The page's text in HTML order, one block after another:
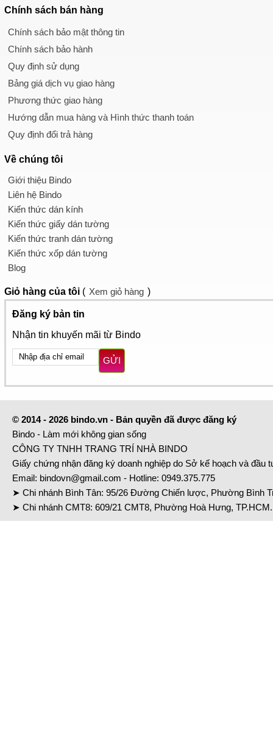
Chính sách bán hàng
Chính sách bảo mật thông tin
Chính sách bảo hành
Quy định sử dụng
Bảng giá dịch vụ giao hàng
Phương thức giao hàng
Hướng dẫn mua hàng và Hình thức thanh toán
Quy định đổi trả hàng
Về chúng tôi
Giới thiệu Bindo
Liên hệ Bindo
Kiến thức dán kính
Kiến thức giấy dán tường
Kiến thức tranh dán tường
Kiến thức xốp dán tường
Blog
Giỏ hàng của tôi ( Xem giỏ hàng )
Đăng ký bản tin
Nhận tin khuyến mãi từ Bindo
GỬI
© 2014 - 2026 bindo.vn - Bản quyền đã được đăng ký
Bindo - Làm mới không gian sống
CÔNG TY TNHH TRANG TRÍ NHÀ BINDO
Giấy chứng nhận đăng ký doanh nghiệp do Sở kế hoạch và đầu
Email: bindovn@gmail.com - Hotline: 0949.375.775
➤ Chi nhánh Bình Tân: 95/26 Đường Chiến lược, Phường Bình
➤ Chi nhánh CMT8: 609/21 CMT8, Phường Hoà Hưng,